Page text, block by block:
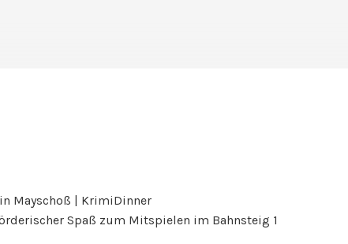
Mayschoß | KrimiDinner
Spaß zum Mitspielen im Bahnsteig 1